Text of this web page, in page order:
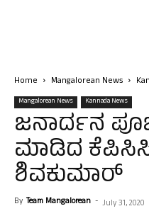
Home Mangalorean News
Mangalorean News Kannada News
ಜನಾರ್ದನ
ಮಾಡಿದ ಕೆಪಿಸಿಸಿ
ಶಿವಕುಮಾರ್
By Team Mangalorean - July 31, 2020